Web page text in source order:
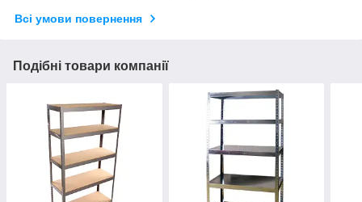
Всі умови повернення
Подібні товари компанії